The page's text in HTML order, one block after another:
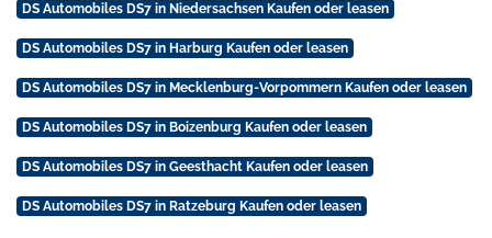
DS Automobiles DS7 in Niedersachsen Kaufen oder leasen
DS Automobiles DS7 in Harburg Kaufen oder leasen
DS Automobiles DS7 in Mecklenburg-Vorpommern Kaufen oder leasen
DS Automobiles DS7 in Boizenburg Kaufen oder leasen
DS Automobiles DS7 in Geesthacht Kaufen oder leasen
DS Automobiles DS7 in Ratzeburg Kaufen oder leasen